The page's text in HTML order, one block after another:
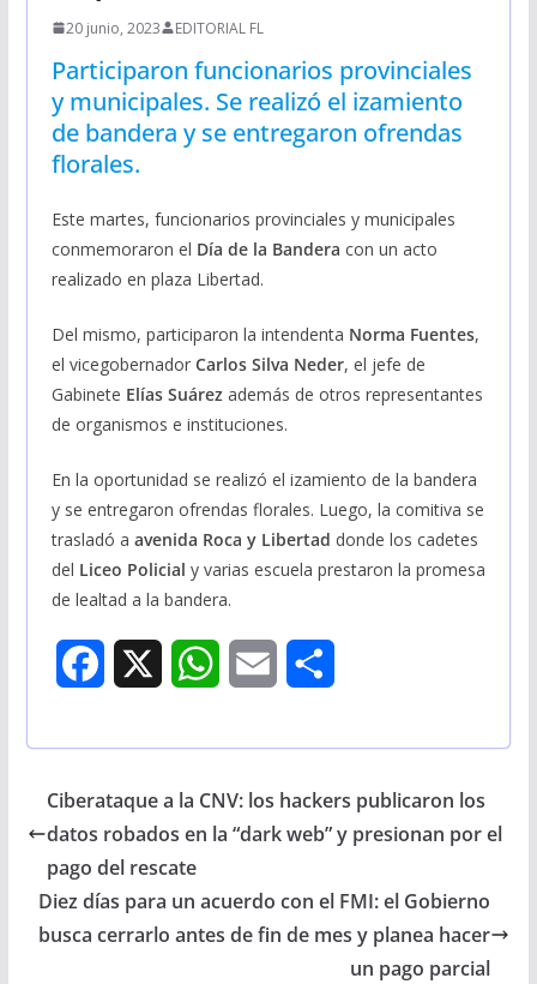
20 junio, 2023 EDITORIAL FL
Participaron funcionarios provinciales
y municipales. Se realizó el izamiento
de bandera y se entregaron ofrendas
florales.
Este martes, funcionarios provinciales y municipales
conmemoraron el Día de la Bandera con un acto
realizado en plaza Libertad.
Del mismo, participaron la intendenta Norma Fuentes,
el vicegobernador Carlos Silva Neder, el jefe de
Gabinete Elías Suárez además de otros representantes
de organismos e instituciones.
En la oportunidad se realizó el izamiento de la bandera
y se entregaron ofrendas florales. Luego, la comitiva se
trasladó a avenida Roca y Libertad donde los cadetes
del Liceo Policial y varias escuela prestaron la promesa
de lealtad a la bandera.
e
b
o
o
W
t
A
p
i
r
e
Ciberataque a la CNV: los hackers publicaron los
datos robados en la “dark web” y presionan por el
pago del rescate
Diez días para un acuerdo con el FMI: el Gobierno
busca cerrarlo antes de fin de mes y planea hacer
un pago parcial